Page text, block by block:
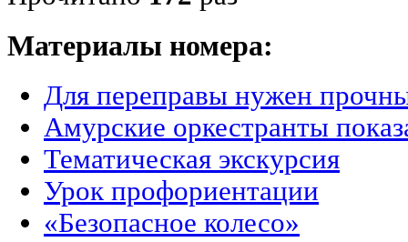
Материалы номера:
Для переправы нужен
Амурские оркестранты
Тематическая экскурсия
Урок профориентации
«Безопасное колесо»